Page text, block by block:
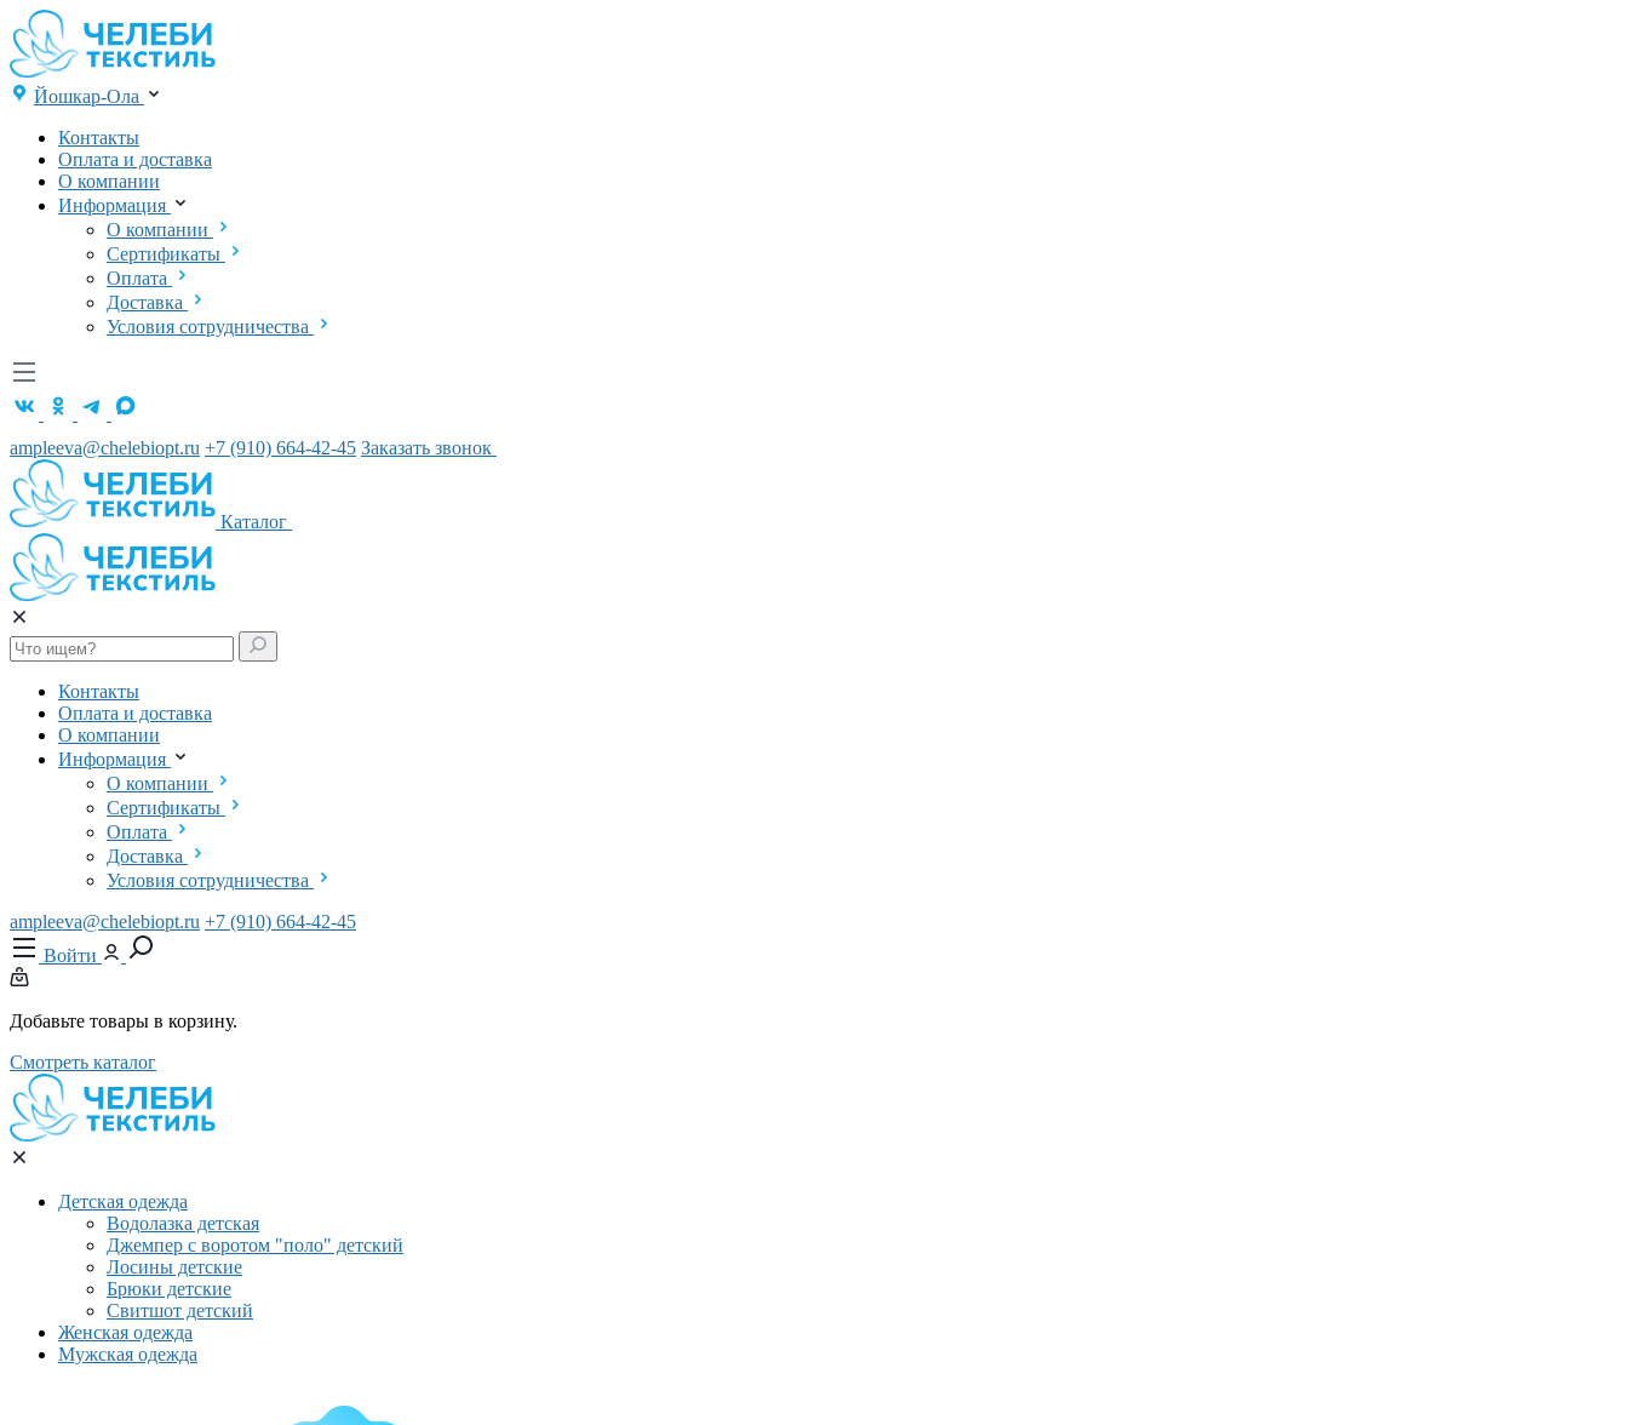
Йошкар-Ола
Контакты
Оплата и доставка
О компании
Информация
О компании
Сертификаты
Оплата
Доставка
Условия сотрудничества
ampleeva@chelebiopt.ru +7 (910) 664-42-45 Заказать звонок
Каталог
Контакты
Оплата и доставка
О компании
Информация
О компании
Сертификаты
Оплата
Доставка
Условия сотрудничества
ampleeva@chelebiopt.ru +7 (910) 664-42-45
Войти
Добавьте товары в корзину.
Смотреть каталог
Детская одежда
Водолазка детская
Джемпер с воротом "поло" детский
Лосины детские
Брюки детские
Свитшот детский
Женская одежда
Мужская одежда